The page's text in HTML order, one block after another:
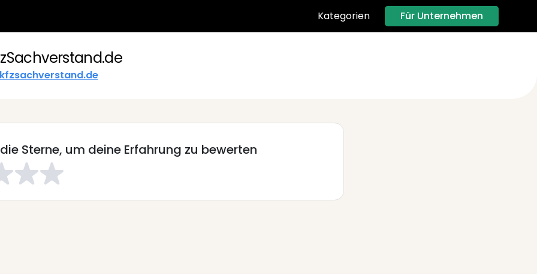
Kategorien Für Unternehmen
Sterne, um deine Erfahrung zu bewerten